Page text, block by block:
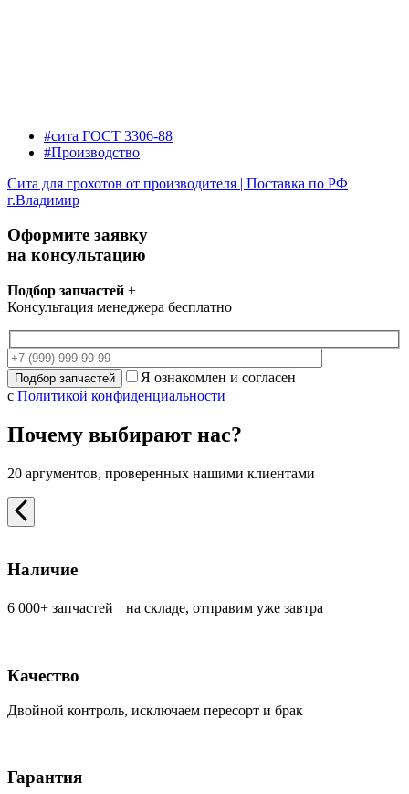
#сита ГОСТ 3306-88
#Производство
Сита для грохотов от производителя | Поставка по РФ
г.Владимир
Оформите заявку
на консультацию
Подбор запчастей +
Консультация менеджера бесплатно
Я ознакомлен и согласен
с Политикой конфиденциальности
Почему выбирают нас?
20 аргументов, проверенных нашими клиентами
Наличие
6 000+ запчастей на складе, отправим уже завтра
Качество
Двойной контроль, исключаем пересорт и брак
Гарантия